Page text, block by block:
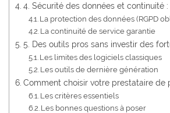
4. Sécurité des données et continuité
La protection des données (RGPD
La continuité de service garantie
5. Des outils pros sans investir des
Les limites des logiciels classiques
Les outils de dernière génération
Comment choisir votre prestataire de
Les critères essentiels
Les bonnes questions à poser